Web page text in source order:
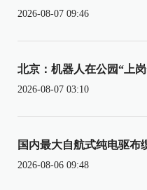
2026-08-07 09:46
北京：机器人在公园“上
2026-08-07 03:10
国内最大自航式纯电驱布
2026-08-06 09:48